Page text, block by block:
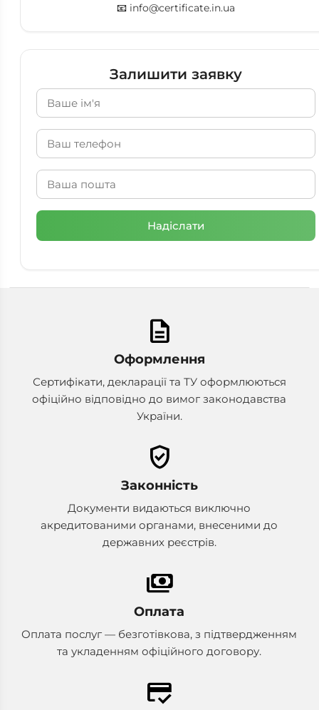
📧 info@certificate.in.ua
Залишити заявку
description
Оформлення
Сертифікати, декларації та ТУ оформлюються
офіційно відповідно до вимог законодавства
України.
verified_user
Законність
Документи видаються виключно
акредитованими органами, внесеними до
державних реєстрів.
payments
Оплата
Оплата послуг — безготівкова, з підтвердженням
та укладенням офіційного договору.
credit_score